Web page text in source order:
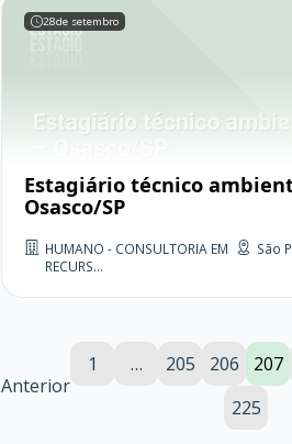
28de setembro
Estagiário técnico
Osasco/SP
HUMANO - CONSULTORIA EM
RECURS...
São
Anterior
1 … 205 206 207
225